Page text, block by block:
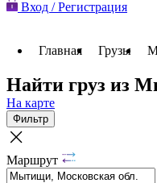
Вход / Регистрация
Главная Грузы
Найти груз из
На карте
Фильтр
Маршрут